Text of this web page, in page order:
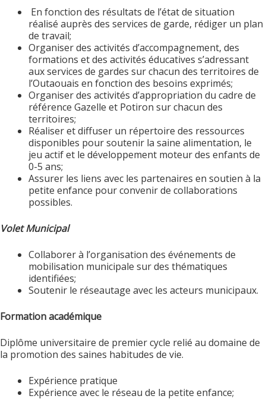
En fonction des résultats de l’état de situation
réalisé auprès des services de garde, rédiger un plan
de travail;
Organiser des activités d’accompagnement, des
formations et des activités éducatives s’adressant
aux services de gardes sur chacun des territoires de
l’Outaouais en fonction des besoins exprimés;
Organiser des activités d’appropriation du cadre de
référence Gazelle et Potiron sur chacun des
territoires;
Réaliser et diffuser un répertoire des ressources
disponibles pour soutenir la saine alimentation, le
jeu actif et le développement moteur des enfants de
0-5 ans;
Assurer les liens avec les partenaires en soutien à la
petite enfance pour convenir de collaborations
possibles.
Volet Municipal
Collaborer à l’organisation des événements de
mobilisation municipale sur des thématiques
identifiées;
Soutenir le réseautage avec les acteurs municipaux.
Formation académique
Diplôme universitaire de premier cycle relié au domaine de
la promotion des saines habitudes de vie.
Expérience pratique
Expérience avec le réseau de la petite enfance;